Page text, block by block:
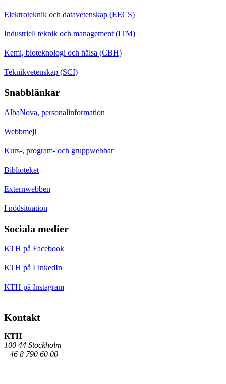
Elektroteknik och datavetenskap (EECS)
Industriell teknik och management (ITM)
Kemi, bioteknologi och hälsa (CBH)
Teknikvetenskap (SCI)
Snabblänkar
AlbaNova, personalinformation
Webbmejl
Kurs-, program- och gruppwebbar
Biblioteket
Externwebben
I nödsituation
Sociala medier
KTH på Facebook
KTH på LinkedIn
KTH på Instagram
Kontakt
KTH
100 44 Stockholm
+46 8 790 60 00